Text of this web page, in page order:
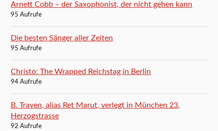
Arnett Cobb – der Saxophonist, der nicht gehen kann
95 Aufrufe
Die besten Sänger aller Zeiten
95 Aufrufe
Christo: The Wrapped Reichstag in Berlin
94 Aufrufe
B. Traven, alias Ret Marut, verlegt in München 23,
Herzogstrasse
92 Aufrufe